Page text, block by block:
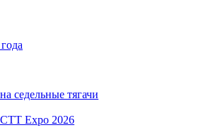
седельные тягачи
Expo 2026